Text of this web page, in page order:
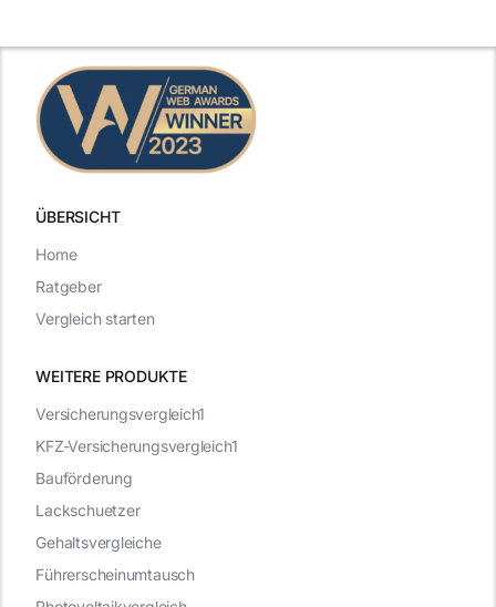
ÜBERSICHT
WEITERE PRODUKTE
Versicherungsvergleich1
KFZ-Versicherungsvergleich1
Bauförderung
Lackschuetzer
Gehaltsvergleiche
Führerscheinumtausch
Home
Ratgeber
Vergleich starten